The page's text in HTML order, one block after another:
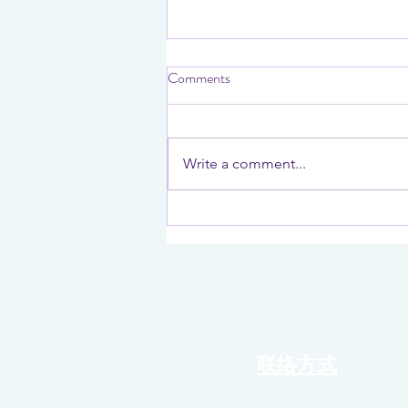
Tarot x Roguelike x
Comments
Write a comment...